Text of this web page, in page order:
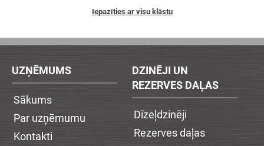
Iepazīties ar visu klāstu
UZŅĒMUMS
Sākums
Par uzņēmumu
Kontakti
DZINĒJI UN
REZERVES DAĻAS
Dīzeļdzinēji
Rezerves daļas